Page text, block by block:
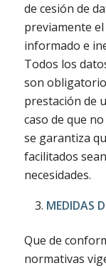
de cesión de
previamente
informado e
Todos los
son
prestación de
caso de que
se garantiza
facilitados
necesidades.
MEDIDAS
Que de
normativas